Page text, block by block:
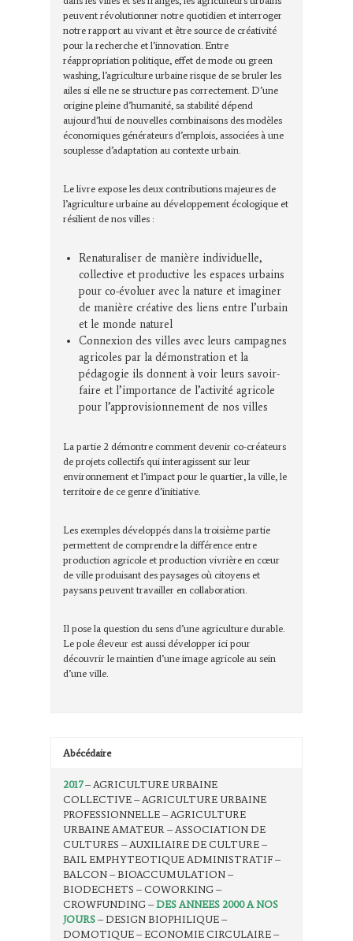
peuvent révolutionner notre quotidien et interroger
notre rapport au vivant et être source de créativité
pour la recherche et l’innovation. Entre
réappropriation politique, effet de mode ou green
washing, l’agriculture urbaine risque de se bruler les
ailes si elle ne se structure pas correctement. D’une
origine pleine d’humanité, sa stabilité dépend
aujourd’hui de nouvelles combinaisons des modèles
économiques générateurs d’emplois, associées à une
souplesse d’adaptation au contexte urbain.
Le livre expose les deux contributions majeures de
l’agriculture urbaine au développement écologique et
résilient de nos villes :
Renaturaliser de manière individuelle,
collective et productive les espaces urbains
pour co-évoluer avec la nature et imaginer
de manière créative des liens entre l’urbain
et le monde naturel
Connexion des villes avec leurs campagnes
agricoles par la démonstration et la
pédagogie ils donnent à voir leurs savoir-
faire et l’importance de l’activité agricole
pour l’approvisionnement de nos villes
La partie 2 démontre comment devenir co-créateurs
de projets collectifs qui interagissent sur leur
environnement et l’impact pour le quartier, la ville, le
territoire de ce genre d’initiative.
Les exemples développés dans la troisième partie
permettent de comprendre la différence entre
production agricole et production vivrière en cœur
de ville produisant des paysages où citoyens et
paysans peuvent travailler en collaboration.
Il pose la question du sens d’une agriculture durable.
Le pole éleveur est aussi développer ici pour
découvrir le maintien d’une image agricole au sein
d’une ville.
Abécédaire
2017 – AGRICULTURE URBAINE
COLLECTIVE – AGRICULTURE URBAINE
PROFESSIONNELLE – AGRICULTURE
URBAINE AMATEUR – ASSOCIATION DE
CULTURES – AUXILIAIRE DE CULTURE –
BAIL EMPHYTEOTIQUE ADMINISTRATIF –
BALCON – BIOACCUMULATION –
BIODECHETS – COWORKING –
CROWFUNDING –DES ANNEES 2000 A NOS
JOURS – DESIGN BIOPHILIQUE –
DOMOTIQUE – ECONOMIE CIRCULAIRE –